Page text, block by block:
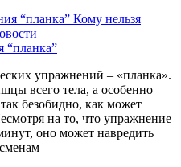
Кому нельзя
“планка”
упражнений – «планка».
всего тела, а особенно
безобидно, как может
на то, что упражнение
оно может навредить